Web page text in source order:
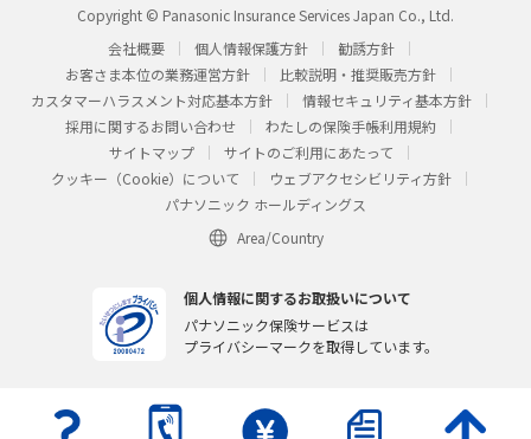
Copyright © Panasonic Insurance Services Japan Co., Ltd.
会社概要
個人情報保護方針
勧誘方針
お客さま本位の業務運営方針
比較説明・推奨販売方針
カスタマーハラスメント対応基本方針
情報セキュリティ基本方針
採用に関するお問い合わせ
わたしの保険手帳利用規約
サイトマップ
サイトのご利用にあたって
クッキー（Cookie）について
ウェブアクセシビリティ方針
パナソニック ホールディングス
Area/Country
個人情報に関するお取扱いについて
パナソニック保険サービスは
プライバシーマークを取得しています。